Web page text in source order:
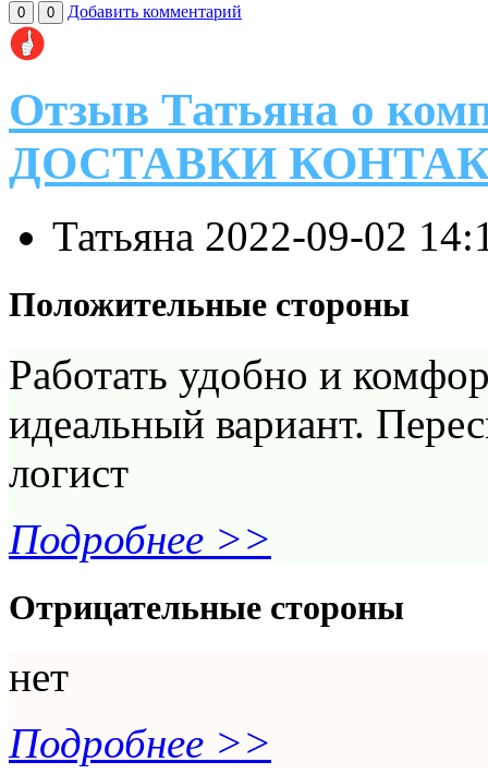
0 0 Добавить комментарий
Отзыв Татьяна о
ДОСТАВКИ
Татьяна 2022-09-02
Положительные стороны
Работать удобно и
идеальный вариант.
логист
Подробнее >>
Отрицательные стороны
нет
Подробнее >>